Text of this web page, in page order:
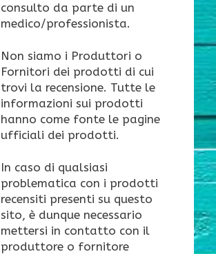
consulto da parte di un
medico/professionista.
Non siamo i Produttori o
Fornitori dei prodotti di cui
trovi la recensione. Tutte le
informazioni sui prodotti
hanno come fonte le pagine
ufficiali dei prodotti.
In caso di qualsiasi
problematica con i prodotti
recensiti presenti su questo
sito, è dunque necessario
mettersi in contatto con il
produttore o fornitore